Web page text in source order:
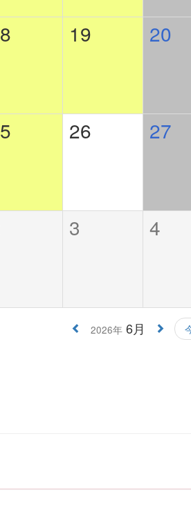
19 20
26 27
3 4
2026年6月